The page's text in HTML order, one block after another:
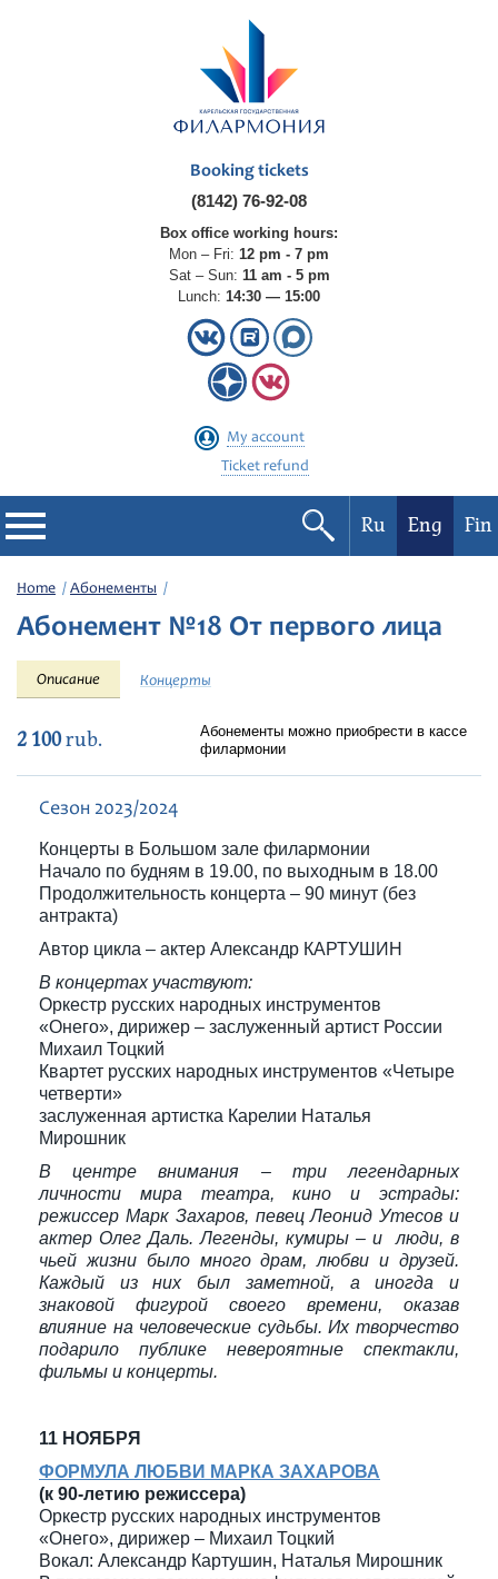
Booking tickets
(8142) 76-92-08
Box office working hours:
Mon – Fri: 12 pm - 7 pm
Sat – Sun: 11 am - 5 pm
Lunch: 14:30 — 15:00
My account
Ticket refund
Philharmonic
Festivals
Ru Eng Fin
Home Абонементы
Абонемент №18 От первого лица
Описание Концерты
2 100rub.
Абонементы можно приобрести в кассе
филармонии
Сезон 2023/2024
Концерты в Большом зале филармонии
Начало по будням в 19.00, по выходным в 18.00
Продолжительность концерта – 90 минут (без
антракта)
Автор цикла – актер Александр КАРТУШИН
В концертах участвуют:
Оркестр русских народных инструментов
«Онего», дирижер – заслуженный артист России
Михаил Тоцкий
Квартет русских народных инструментов «Четыре
четверти»
заслуженная артистка Карелии Наталья
Мирошник
В центре внимания – три легендарных
личности мира театра, кино и эстрады:
режиссер Марк Захаров, певец Леонид Утесов и
актер Олег Даль. Легенды, кумиры – и люди, в
чьей жизни было много драм, любви и друзей.
Каждый из них был заметной, а иногда и
знаковой фигурой своего времени, оказав
влияние на человеческие судьбы. Их творчество
подарило публике невероятные спектакли,
фильмы и концерты.
11 НОЯБРЯ
ФОРМУЛА ЛЮБВИ МАРКА ЗАХАРОВА
(к 90-летию режиссера)
Оркестр русских народных инструментов
«Онего», дирижер – Михаил Тоцкий
Вокал: Александр Картушин, Наталья Мирошник